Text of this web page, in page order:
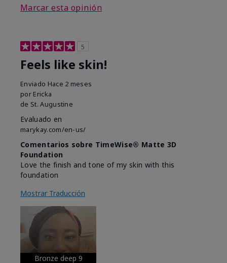
Marcar esta opinión
5
Feels like skin!
Enviado Hace 2 meses
por Ericka
de St. Augustine
Evaluado en
marykay.com/en-us/
Comentarios sobre TimeWise® Matte 3D
Foundation
Love the finish and tone of my skin with this
foundation
Mostrar Traducción
Bronze deep 9